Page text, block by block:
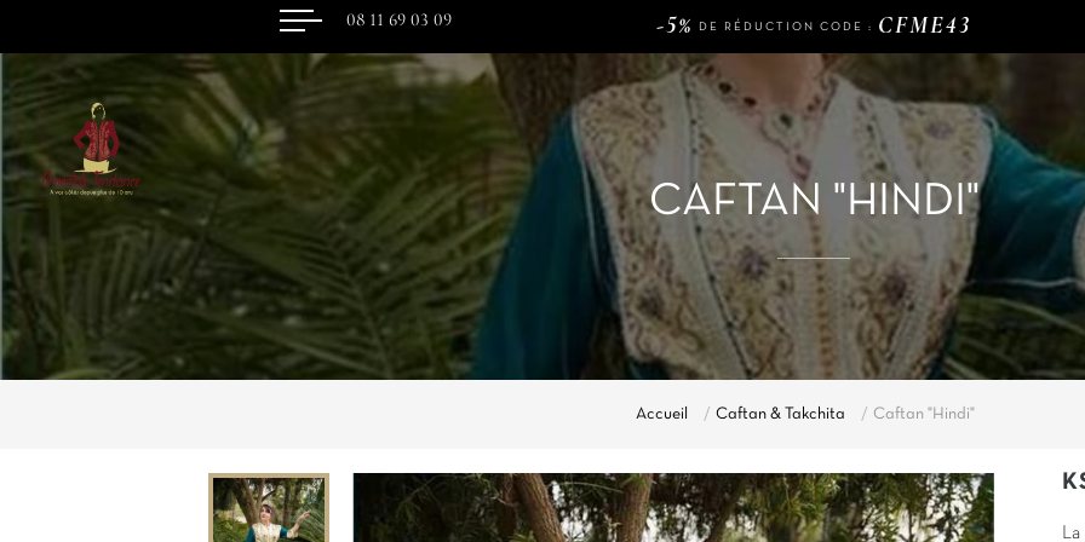
-5%
CFME43
120€
-5%DE RÉDUCTION CODE :
08 11 69 03 09
CAFTAN "HINDI"
Accueil Caftan & Takchita Caftan "Hindi"